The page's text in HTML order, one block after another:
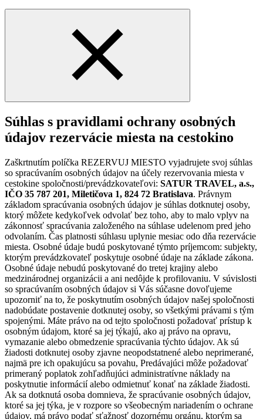
Súhlas s pravidlami ochrany osobných
údajov rezervácie miesta na cestokino
Zaškrtnutím políčka REZERVUJ MIESTO vyjadrujete svoj súhlas
so spracúvaním osobných údajov na účely rezervovania miesta v
cestokine spoločnosti/prevádzkovateľovi: SATUR TRAVEL, a.s.,
IČO 35 787 201, Miletičova 1, 824 72 Bratislava. Právnym
základom spracúvania osobných údajov je súhlas dotknutej osoby,
ktorý môžete kedykoľvek odvolať bez toho, aby to malo vplyv na
zákonnosť spracúvania založeného na súhlase udelenom pred jeho
odvolaním. Čas platnosti súhlasu uplynie mesiac odo dňa rezervácie
miesta. Osobné údaje budú poskytované týmto príjemcom: subjekty,
ktorým prevádzkovateľ poskytuje osobné údaje na základe zákona.
Osobné údaje nebudú poskytované do tretej krajiny alebo
medzinárodnej organizácii a ani nedôjde k profilovaniu. V súvislosti
so spracúvaním osobných údajov si Vás súčasne dovoľujeme
upozorniť na to, že poskytnutím osobných údajov našej spoločnosti
nadobúdate postavenie dotknutej osoby, so všetkými právami s tým
spojenými. Máte právo na od tejto spoločnosti požadovať prístup k
osobným údajom, ktoré sa jej týkajú, ako aj právo na opravu,
vymazanie alebo obmedzenie spracúvania týchto údajov. Ak sú
žiadosti dotknutej osoby zjavne neopodstatnené alebo neprimerané,
najmä pre ich opakujúcu sa povahu, Predávajúci môže požadovať
primeraný poplatok zohľadňujúci administratívne náklady na
poskytnutie informácií alebo odmietnuť konať na základe žiadosti.
Ak sa dotknutá osoba domnieva, že spracúvanie osobných údajov,
ktoré sa jej týka, je v rozpore so všeobecným nariadením o ochrane
údajov, má právo podať sťažnosť dozornému orgánu, ktorým sa